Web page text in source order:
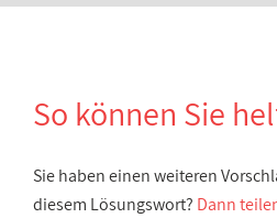
So können Sie
Sie haben einen weiteren
diesem Lösungswort? Dann